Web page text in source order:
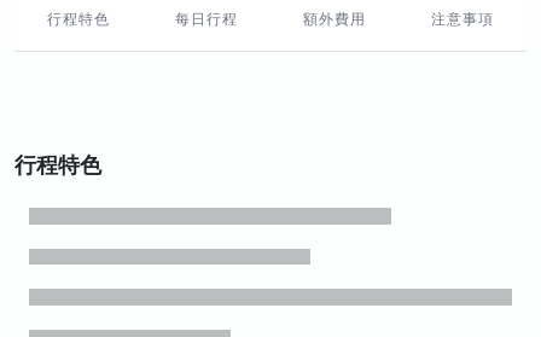
行程特色 每日行程 額外費用 注意事項
行程特色